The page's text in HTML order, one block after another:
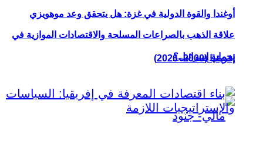
أوغندا والقوة الدولية في غزة: هل يتحقق وعد موهويزي
بحماية إسرائيل؟
علاقة الذهب بالصراعات المسلحة والاقتصادات الموازية في
إفريقيا (2000–2026)